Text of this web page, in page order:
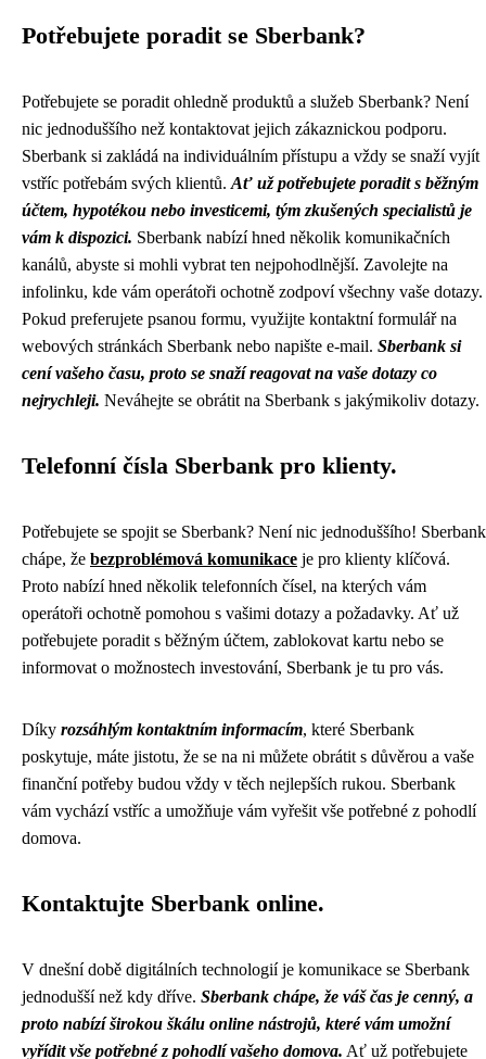
Potřebujete poradit se Sberbank?
Potřebujete se poradit ohledně produktů a služeb Sberbank? Není
nic jednoduššího než kontaktovat jejich zákaznickou podporu.
Sberbank si zakládá na individuálním přístupu a vždy se snaží vyjít
vstříc potřebám svých klientů. Ať už potřebujete poradit s běžným
účtem, hypotékou nebo investicemi, tým zkušených specialistů je
vám k dispozici. Sberbank nabízí hned několik komunikačních
kanálů, abyste si mohli vybrat ten nejpohodlnější. Zavolejte na
infolinku, kde vám operátoři ochotně zodpoví všechny vaše dotazy.
Pokud preferujete psanou formu, využijte kontaktní formulář na
webových stránkách Sberbank nebo napište e-mail. Sberbank si
cení vašeho času, proto se snaží reagovat na vaše dotazy co
nejrychleji. Neváhejte se obrátit na Sberbank s jakýmikoliv dotazy.
Telefonní čísla Sberbank pro klienty.
Potřebujete se spojit se Sberbank? Není nic jednoduššího! Sberbank
chápe, že bezproblémová komunikace je pro klienty klíčová.
Proto nabízí hned několik telefonních čísel, na kterých vám
operátoři ochotně pomohou s vašimi dotazy a požadavky. Ať už
potřebujete poradit s běžným účtem, zablokovat kartu nebo se
informovat o možnostech investování, Sberbank je tu pro vás.
Díky rozsáhlým kontaktním informacím, které Sberbank
poskytuje, máte jistotu, že se na ni můžete obrátit s důvěrou a vaše
finanční potřeby budou vždy v těch nejlepších rukou. Sberbank
vám vychází vstříc a umožňuje vám vyřešit vše potřebné z pohodlí
domova.
Kontaktujte Sberbank online.
V dnešní době digitálních technologií je komunikace se Sberbank
jednodušší než kdy dříve. Sberbank chápe, že váš čas je cenný, a
proto nabízí širokou škálu online nástrojů, které vám umožní
vyřídit vše potřebné z pohodlí vašeho domova. Ať už potřebujete